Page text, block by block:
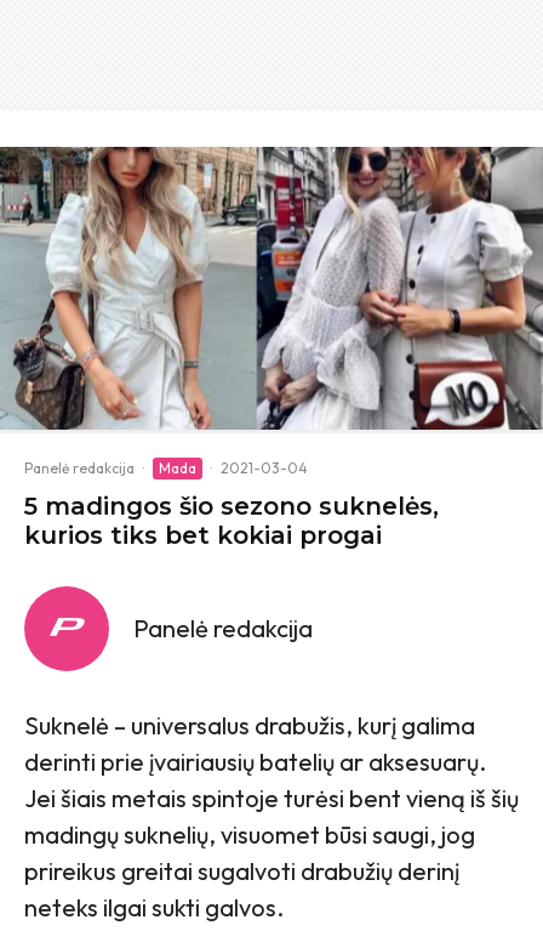
Panelė redakcija · Mada · 2021-03-04
5 madingos šio sezono suknelės,
kurios tiks bet kokiai progai
Panelė redakcija
Suknelė – universalus drabužis, kurį galima
derinti prie įvairiausių batelių ar aksesuarų.
Jei šiais metais spintoje turėsi bent vieną iš šių
madingų suknelių, visuomet būsi saugi, jog
prireikus greitai sugalvoti drabužių derinį
neteks ilgai sukti galvos.